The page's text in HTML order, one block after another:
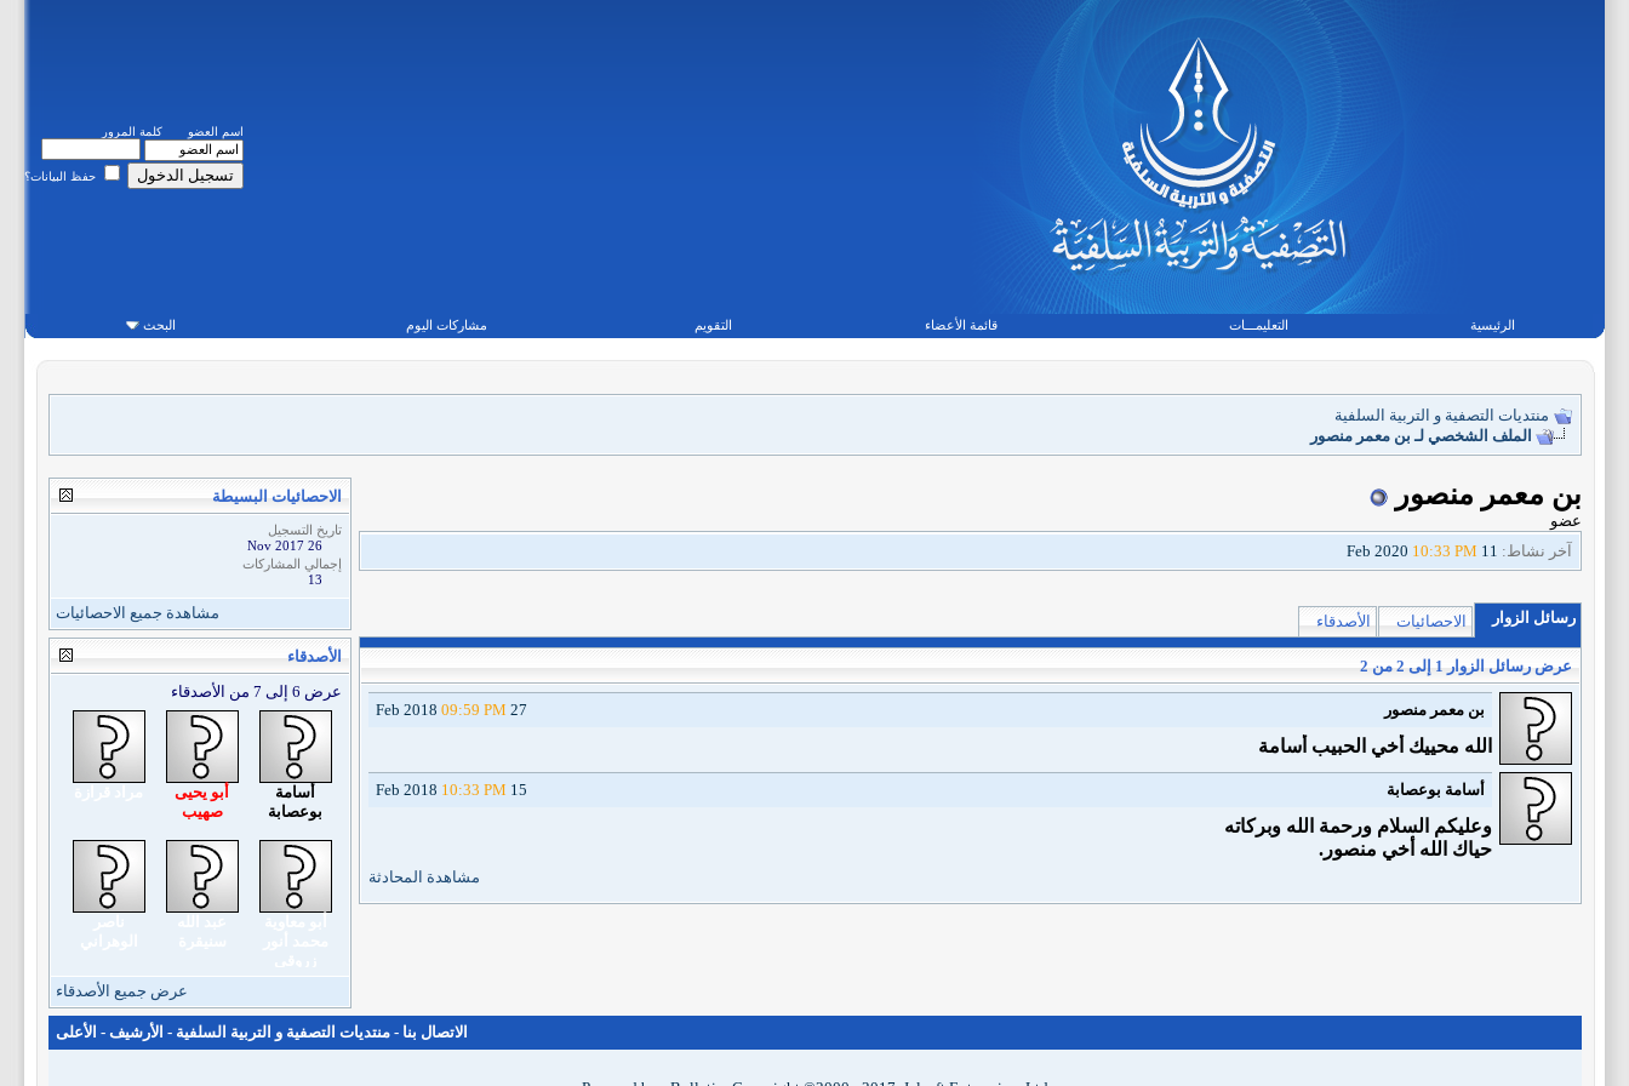
اسم العضو كلمة المرور
حفظ البيانات؟
الرئيسية التعليمـــات قائمة الأعضاء التقويم مشاركات اليوم البحث
منتديات التصفية و التربية السلفية
الملف الشخصي لـ بن معمر منصور
بن معمر منصور
عضو
آخر نشاط:
10:33 PM
رسائل الزوار الاحصائيات الأصدقاء
عرض رسائل الزوار 1 إلى 2 من 2
27 Feb 2018
09:59 PM بن معمر منصور
الله محييك أخي الحبيب أسامة
15 Feb 2018
10:33 PM أسامة بوعصابة
وعليكم السلام ورحمة الله وبركاته
حياك الله أخي منصور.
مشاهدة المحادثة
الاحصائيات البسيطة
تاريخ التسجيل
26 Nov 2017
إجمالي المشاركات
13
مشاهدة جميع الاحصائيات
الأصدقاء
عرض 6 إلى 7 من الأصدقاء
أسامة
بوعصابة
أبو يحيى
صهيب
عرض جميع الأصدقاء
الاتصال بنا - منتديات التصفية و التربية السلفية - الأرشيف - الأعلى